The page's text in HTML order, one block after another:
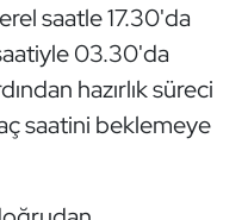
saatle 17.30'da
03.30'da
hazırlık süreci
saatini beklemeye